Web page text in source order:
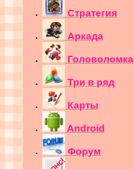
Стратегия
Аркада
Головоломка
Три в ряд
Карты
Android
Форум